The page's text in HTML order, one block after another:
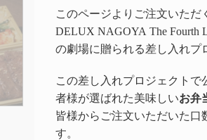
このページよりご注文いただ
DELUX NAGOYA The Fourth
の劇場に贈られる差し入れプ
この差し入れプロジェクト
者様が選ばれた美味しいお弁
皆様からご注文いただいた口
す。